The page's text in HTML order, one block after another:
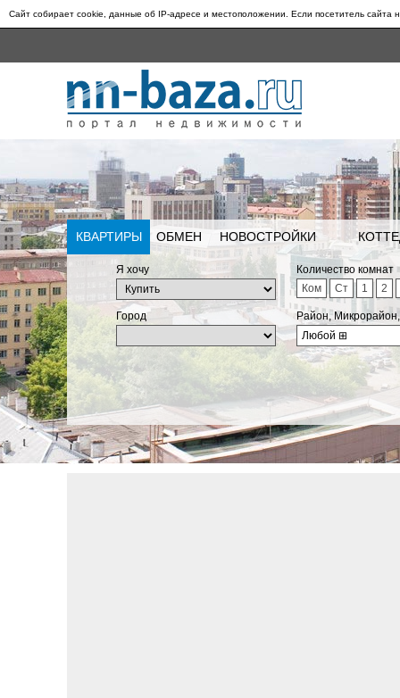
Сайт собирает cookie, данные об IP-адресе и местоположении. Если посетитель сайта
КВАРТИРЫ ОБМЕН НОВОСТРОЙКИ
Я хочу
Количество комнат
Ком
Ст 1 2
Город
Район,
Любой ⊞